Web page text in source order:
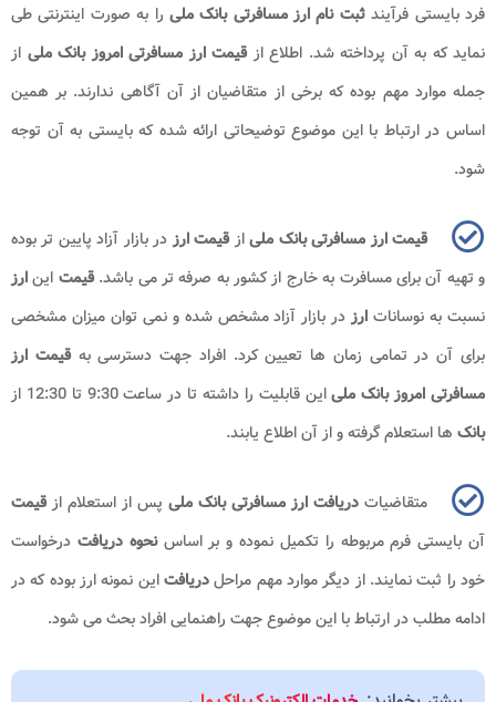
فرد بایستی فرآیندثبت نام ارز مسافرتی بانک ملی را به صورت اینترنتی طی
نماید که به آن پرداخته شد. اطلاع ازقیمت ارز مسافرتی امروز بانک ملی از
جمله موارد مهم بوده که برخی از متقاضیان از آن آگاهی ندارند. بر همین
اساس در ارتباط با این موضوع توضیحاتی ارائه شده که بایستی به آن توجه
شود.
قیمت ارز مسافرتی بانک ملیازقیمت ارزدر بازار آزاد پایین تر بوده
و تهیه آن برای مسافرت به خارج از کشور به صرفه تر می باشد.قیمت اینارز
نسبت به نوسانات ارزدر بازار آزاد مشخص شده و نمی توان میزان مشخصی
برای آن در تمامی زمان ها تعیین کرد. افراد جهت دسترسی بهقیمت ارز
مسافرتی امروز بانک ملیاین قابلیت را داشته تا در ساعت 9:30 تا 12:30 از
بانک ها استعلام گرفته و از آن اطلاع یابند.
متقاضیات دریافت ارز مسافرتی بانک ملی پس از استعلام ازقیمت
آن بایستی فرم مربوطه را تکمیل نموده و بر اساسنحوه دریافت درخواست
خود را ثبت نمایند. از دیگر موارد مهم مراحلدریافتاین نمونه ارز بوده که در
ادامه مطلب در ارتباط با این موضوع جهت راهنمایی افراد بحث می شود.